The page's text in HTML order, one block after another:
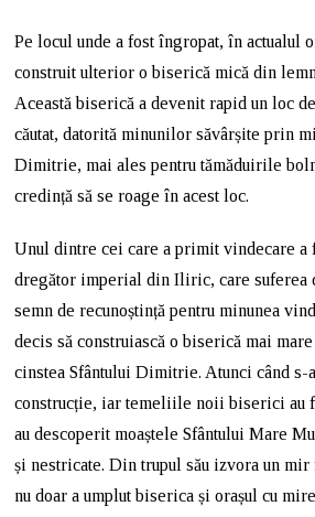
Pe locul unde a fost îngropat, în actualul
construit ulterior o biserică mică din
Această biserică a devenit rapid un loc
căutat, datorită minunilor săvârșite prin
Dimitrie, mai ales pentru tămăduirile
credință să se roage în acest loc.
Unul dintre cei care a primit vindecare a
dregător imperial din Iliric, care suferea
semn de recunoștință pentru minunea
decis să construiască o biserică mai
cinstea Sfântului Dimitrie. Atunci când s-
construcție, iar temeliile noii biserici au
au descoperit moaștele Sfântului Mare
și nestricate. Din trupul său izvora un
nu doar a umplut biserica și orașul cu